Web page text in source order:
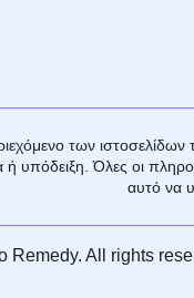
των ιστοσελίδων
ή υπόδειξη. Όλες οι
αυτό να
Remedy. All rights